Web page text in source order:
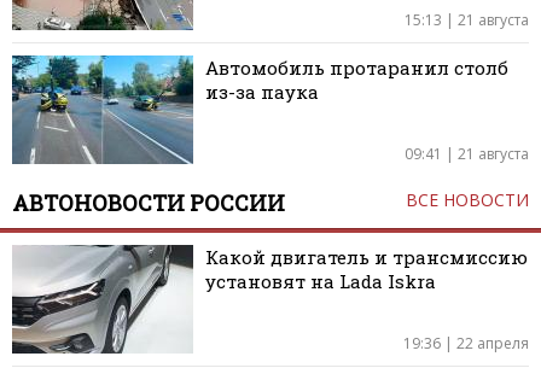
15:13 | 21 августа
Автомобиль протаранил столб
из-за паука
09:41 | 21 августа
АВТОНОВОСТИ РОССИИ ВСЕ НОВОСТИ
Какой двигатель и трансмиссию
установят на Lada Iskra
19:36 | 22 апреля